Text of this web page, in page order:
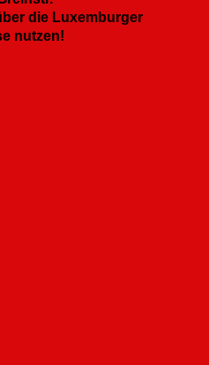
die Luxemburger
nutzen!